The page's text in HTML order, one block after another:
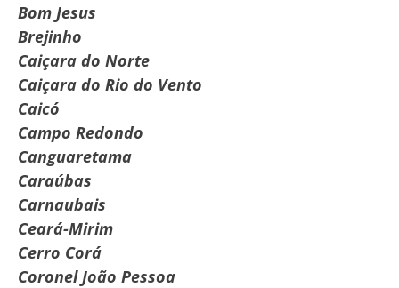
Bom Jesus
Brejinho
Caiçara do Norte
Caiçara do Rio do Vento
Caicó
Campo Redondo
Canguaretama
Caraúbas
Carnaubais
Ceará-Mirim
Cerro Corá
Coronel João Pessoa